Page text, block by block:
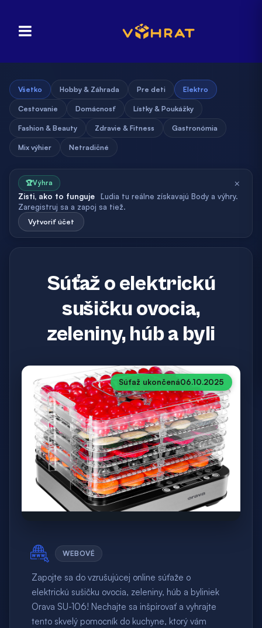
Všetko Hobby & Záhrada Pre deti Elektro
Cestovanie Domácnosť Lístky & Poukážky
Fashion & Beauty Zdravie & Fitness Gastronómia
Mix výhier Netradičné
🏆Výhra
Zisti, ako to funguje
Ľudia tu reálne získavajú Body a výhry.
Zaregistruj sa a zapoj sa tiež.
Vytvoriť účet
×
Súťaž o elektrickú
sušičku ovocia,
zeleniny, húb a byli
Súťaž ukončená06.10.2025
WEBOVÉ
Zapojte sa do vzrušujúcej online súťaže o
elektrickú sušičku ovocia, zeleniny, húb a byliniek
Orava SU-106! Nechajte sa inšpirovať a vyhrajte
tento skvelý pomocník do kuchyne, ktorý vám